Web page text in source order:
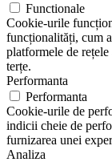
Functionale
Cookie-urile
funcționalități, cum
platformele de
terțe.
Performanta
Performanta
Cookie-urile de
indicii cheie de
furnizarea unei
Analiza